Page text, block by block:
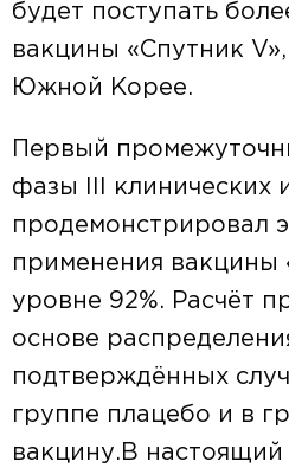
будет поступать
вакцины «Спутник
Южной Корее.
Первый
фазы III клинических
продемонстрировал
применения вакцины
уровне 92%. Расчёт
основе
подтверждённых
группе плацебо и в
вакцину.В настоящий